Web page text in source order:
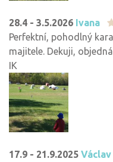
28.4 - 3.5.2026 Ivana
Perfektní, pohodlný
majitele. Dekuji,
IK
17.9 - 21.9.2025 Václav